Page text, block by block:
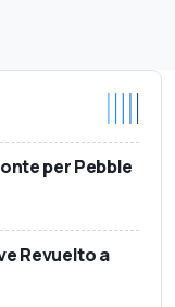
per Pebble
Revuelto a